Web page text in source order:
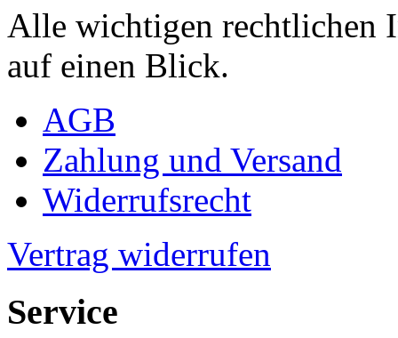
Alle wichtigen rechtlichen
auf einen Blick.
AGB
Zahlung und Versand
Widerrufsrecht
Vertrag widerrufen
Service